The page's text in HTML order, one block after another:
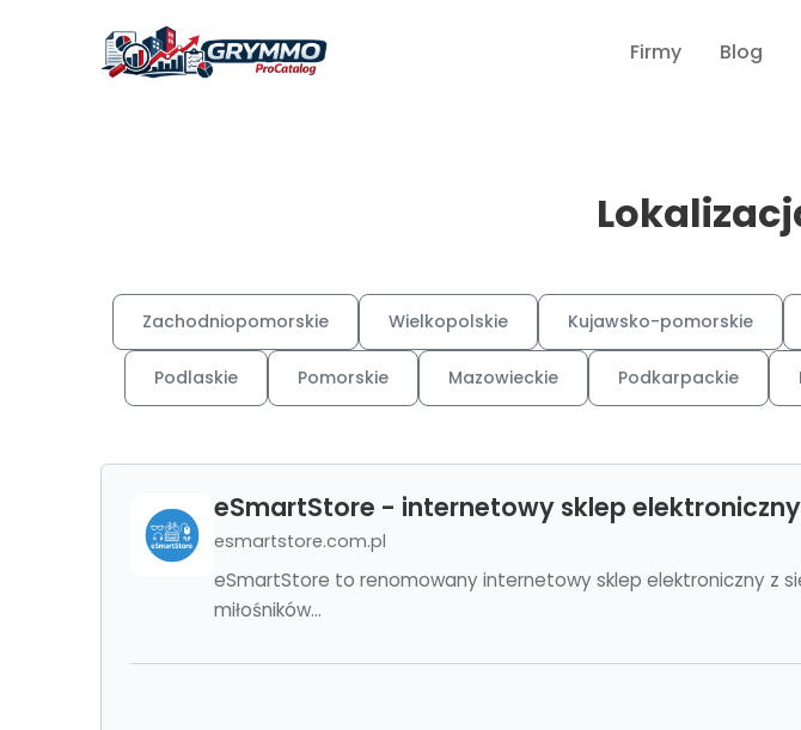
Firmy Blog
Zachodniopomorskie Wielkopolskie Kujawsko-pomorskie
Podlaskie Pomorskie Mazowieckie Podkarpackie
eSmartStore - internetowy sklep elektroniczny
esmartstore.com.pl
eSmartStore to renomowany internetowy sklep elektroniczny z
miłośników...